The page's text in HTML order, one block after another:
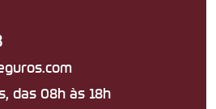
das 08h às 18h